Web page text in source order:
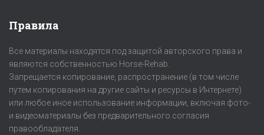
Правила
Все материалы находятся под защитой авторского права и
являются собственностью Horse-Rehab.
Запрещается копирование, распространение (в том числе
путем копирования на другие сайты и ресурсы в Интернете)
или любое иное использование информации, включая фото-
и видеоматериалы без предварительного согласия
правообладателя.